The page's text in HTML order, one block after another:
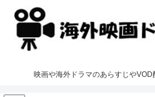
映画や海外ドラマのあらすじやVOD